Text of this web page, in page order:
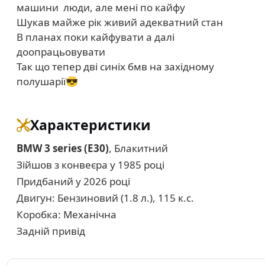
машини люди, але мені по кайфу
Шукав майже рік живий адекватний стан
В планах поки кайфувати а далі
доопрацьовувати
Так що тепер дві синіх бмв на західному
полушарії😎
Характеристики
BMW 3 series (E30), Блакитний
Зійшов з конвеєра у 1985 році
Придбаний у 2026 році
Двигун: Бензиновий (1.8 л.), 115 к.с.
Коробка: Механічна
Задній привід